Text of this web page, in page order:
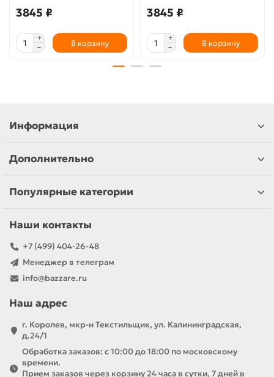
3845 ₽
В корзину
3845 ₽
В корзину
Информация
Дополнительно
Популярные категории
Наши контакты
+7 (499) 404-26-48
Менеджер в телеграм
info@bazzare.ru
Наш адрес
г. Королев, мкр-н Текстильщик, ул. Калининградская,
д.24/1
Обработка заказов: с 10:00 до 18:00 по московскому
времени.
Прием заказов через корзину 24 часа в сутки, 7 дней в